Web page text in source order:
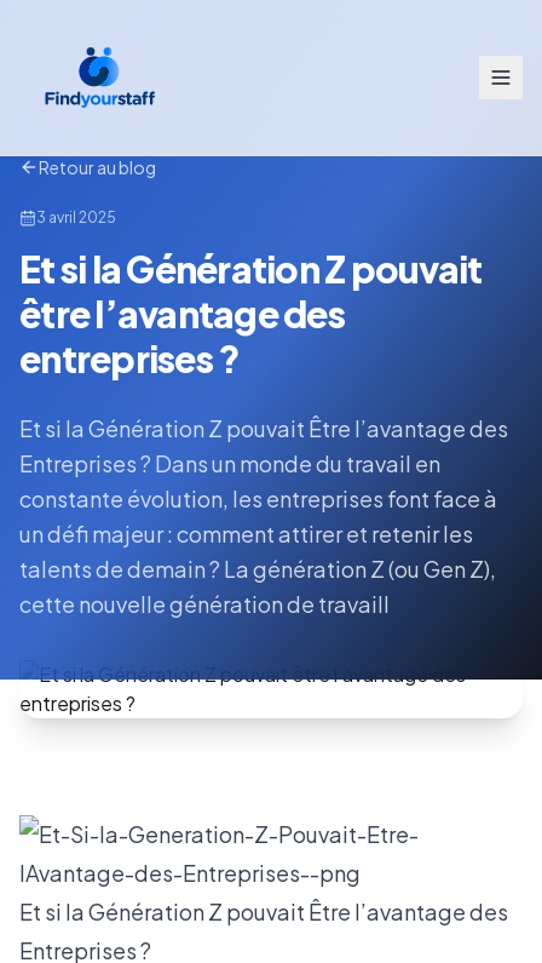
Retour au blog
3 avril 2025
Et si la Génération Z pouvait
être l’avantage des
entreprises ?
Et si la Génération Z pouvait Être l’avantage des
Entreprises ? Dans un monde du travail en
constante évolution, les entreprises font face à
un défi majeur : comment attirer et retenir les
talents de demain ? La génération Z (ou Gen Z),
cette nouvelle génération de travaill
Et si la Génération Z pouvait Être l’avantage des
Entreprises ?